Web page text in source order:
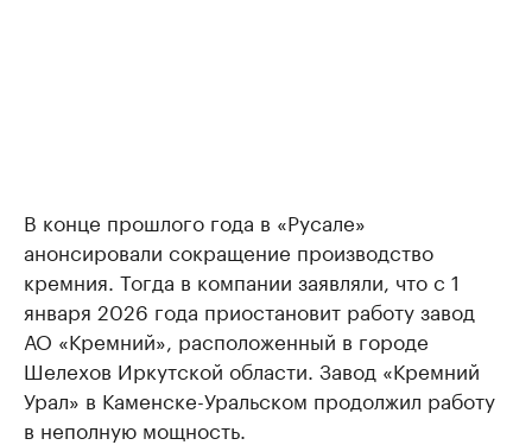
В конце прошлого года в «Русале»
анонсировали сокращение производство
кремния. Тогда в компании заявляли, что с 1
января 2026 года приостановит работу завод
АО «Кремний», расположенный в городе
Шелехов Иркутской области. Завод «Кремний
Урал» в Каменске-Уральском продолжил работу
в неполную мощность.